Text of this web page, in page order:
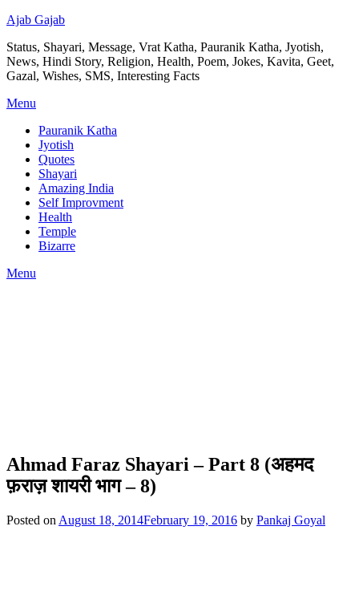
Ajab Gajab
Status, Shayari, Message, Vrat Katha, Pauranik Katha, Jyotish,
News, Hindi Story, Religion, Health, Poem, Jokes, Kavita, Geet,
Gazal, Wishes, SMS, Interesting Facts
Menu
Pauranik Katha
Jyotish
Quotes
Shayari
Amazing India
Self Improvment
Health
Temple
Bizarre
Menu
Ahmad Faraz Shayari – Part 8 (अहमद
फ़राज़ शायरी भाग – 8)
Posted on August 18, 2014February 19, 2016 by Pankaj Goyal